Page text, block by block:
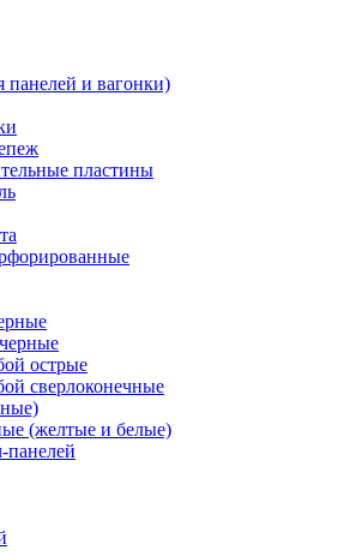
и вагонки)
пластины
острые
сверлоконечные
(желтые и белые)
панелей